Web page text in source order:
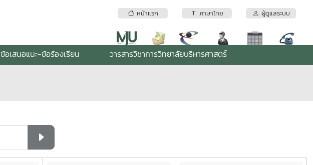
หน้าแรก ภาษาไทย ผู้ดูแลระบบ
ข้อเสนอแนะ-ข้อร้องเรียน วารสารวิชาการวิทยาลัยบริหารศาสตร์